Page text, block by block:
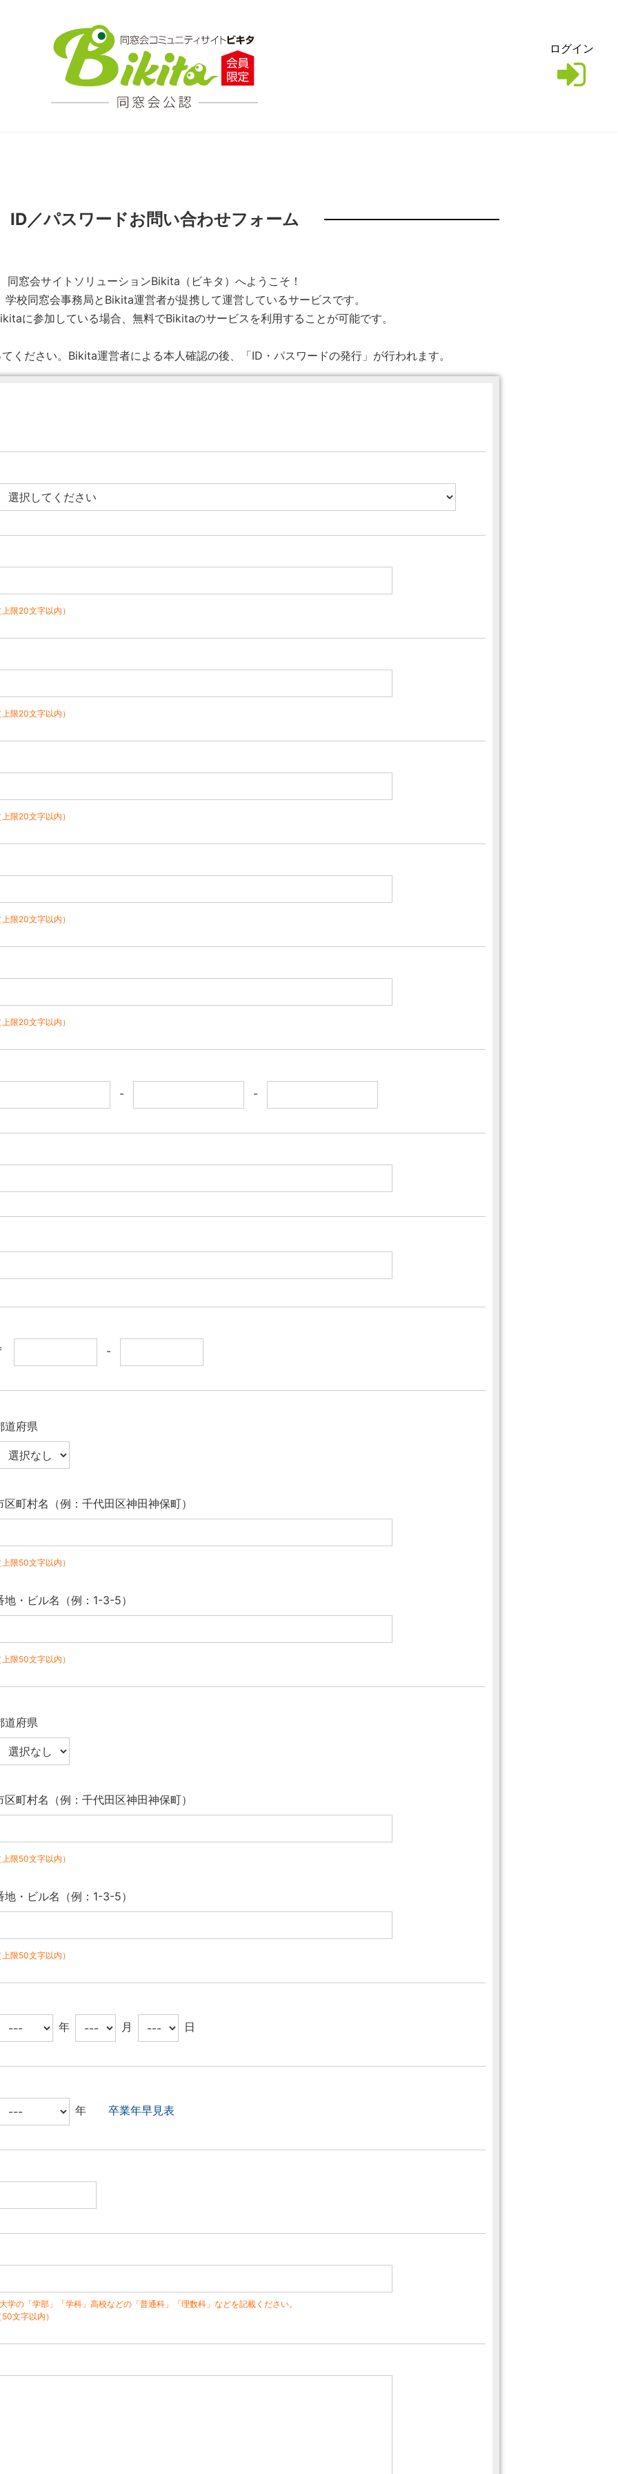
ログイン
ID／パスワードお問い合わせフォーム
同窓会サイトソリューションBikita（ビキタ）へようこそ！
校同窓会事務局とBikita運営者が提携して運営しているサービスです。
に参加している場合、無料でBikitaのサービスを利用することが可能です。
ください。Bikita運営者による本人確認の後、「ID・パスワードの発行」が行われます。
上限20文字以内）
上限20文字以内）
上限20文字以内）
上限20文字以内）
上限20文字以内）
- -
-
道府県
区町村名（例：千代田区神田神保町）
上限50文字以内）
地・ビル名（例：1-3-5）
上限50文字以内）
道府県
区町村名（例：千代田区神田神保町）
上限50文字以内）
地・ビル名（例：1-3-5）
上限50文字以内）
年 月 日
年 卒業年早見表
学の「学部」「学科」高校などの「普通科」「理数科」などを記載ください。
文字以内）